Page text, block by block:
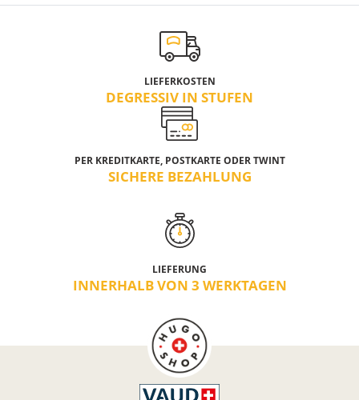
LIEFERKOSTEN
DEGRESSIV IN STUFEN
PER KREDITKARTE, POSTKARTE ODER TWINT
SICHERE BEZAHLUNG
LIEFERUNG
INNERHALB VON 3 WERKTAGEN